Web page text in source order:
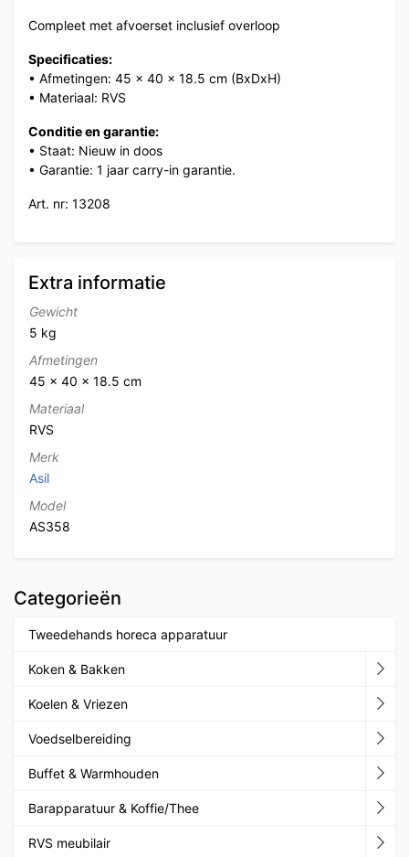
Compleet met afvoerset inclusief overloop
Specificaties:
• Afmetingen: 45 x 40 x 18.5 cm (BxDxH)
• Materiaal: RVS
Conditie en garantie:
• Staat: Nieuw in doos
• Garantie: 1 jaar carry-in garantie.
Art. nr: 13208
Extra informatie
Gewicht
5 kg
Afmetingen
45 × 40 × 18.5 cm
Materiaal
RVS
Merk
Asil
Model
AS358
Categorieën
Tweedehands horeca apparatuur
Koken & Bakken
Koelen & Vriezen
Voedselbereiding
Buffet & Warmhouden
Barapparatuur & Koffie/Thee
RVS meubilair